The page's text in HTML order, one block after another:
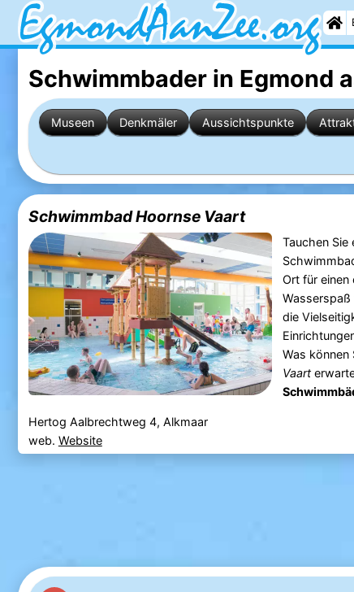
Schwimmbader in Egmond
Museen Denkmäler Aussichtspunkte
Schwimmbad Hoornse Vaart
Tauchen Sie
Ort für
Wasserspaß
die
Was können
Vaart
Hertog Aalbrechtweg 4, Alkmaar
web. Website